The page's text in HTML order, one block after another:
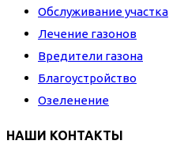
Обслуживание участка
Лечение газонов
Вредители газона
Благоустройство
Озеленение
НАШИ КОНТАКТЫ